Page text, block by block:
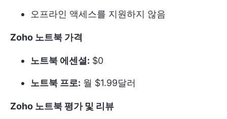
오프라인 액세스를 지원하지 않음
Zoho 노트북 가격
노트북 에센셜: $0
노트북 프로: 월 $1.99달러
Zoho 노트북 평가 및 리뷰